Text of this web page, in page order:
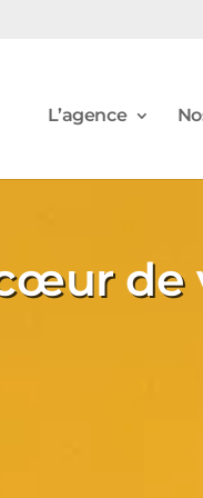
L’agence
de